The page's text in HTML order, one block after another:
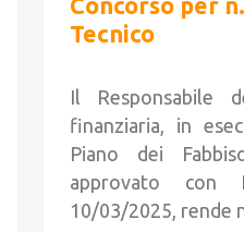
Concorso per
Tecnico
Il Responsabile
finanziaria, in
Piano dei
approvato
10/03/2025, rende